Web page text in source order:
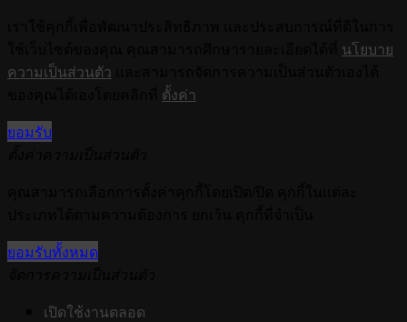
นโยบาย
ความเป็นส่วนตัว
ตั้งค่า
ยอมรับ
ยอมรับทั้งหมด
เปิดใช้งานตลอด